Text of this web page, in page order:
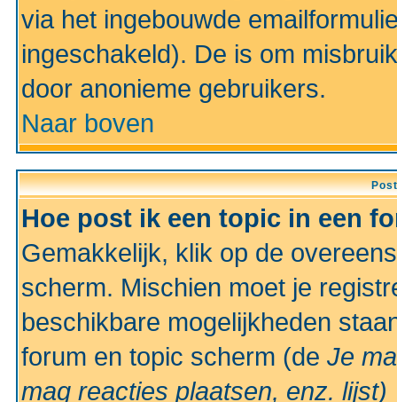
via het ingebouwde
ingeschakeld). De is om
door anonieme gebruikers.
Naar boven
Hoe post ik een topic in een
Gemakkelijk, klik op de
scherm. Mischien moet je
beschikbare mogelijkheden
forum en topic scherm (de Je
mag reacties plaatsen, enz. lijst)